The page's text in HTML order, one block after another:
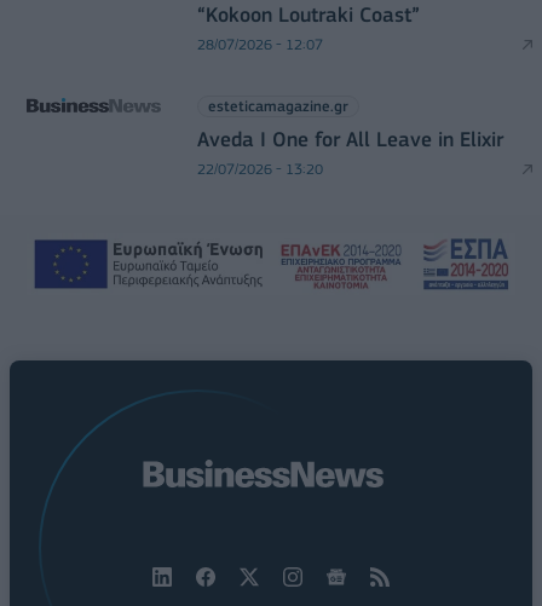
“Kokoon Loutraki Coast”
28/07/2026 - 12:07
esteticamagazine.gr
Aveda I One for All Leave in Elixir
22/07/2026 - 13:20